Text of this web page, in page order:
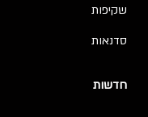
שקיפות
סדנאות
חדשות